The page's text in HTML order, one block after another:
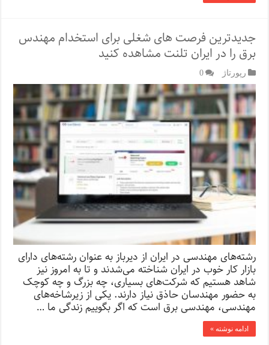
جدیدترین فرصت های شغلی برای استخدام مهندس
برق را در ایران‌ تلنت مشاهده کنید
رپورتاژ‌ 0
رشته‌های مهندسی در ایران از دیرباز به عنوان رشته‌های دارای
بازار کار خوب در ایران شناخته می‌شدند و تا به امروز نیز
شاهد هستیم که شرکت‌های بسیاری، چه بزرگ و چه کوچک
به حضور مهندسان حاذق نیاز دارند. یکی از زیرشاخه‌های
مهندسی، مهندسی برق است که اگر بگوییم زندگی ما …
ادامه نوشته »